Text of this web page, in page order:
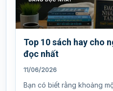
Top 10 sách hay cho
đọc nhất
11/06/2026
Bạn có biết rằng khoảng